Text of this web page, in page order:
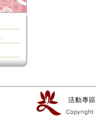
活動專區